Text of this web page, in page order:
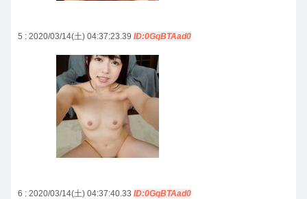
5 : 2020/03/14(土) 04:37:23.39 ID:0GqBTAad0
6 : 2020/03/14(土) 04:37:40.33 ID:0GqBTAad0